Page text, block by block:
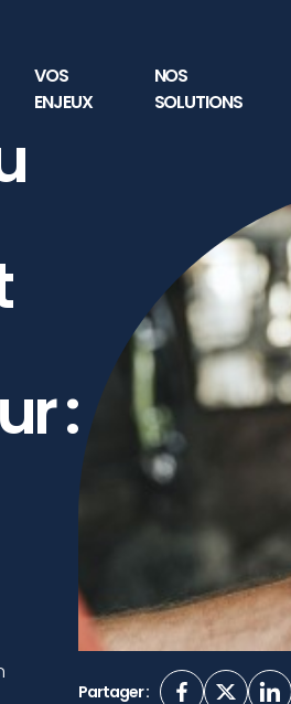
VOS
ENJEUX
NOS
SOLUTIONS
:
Partager :